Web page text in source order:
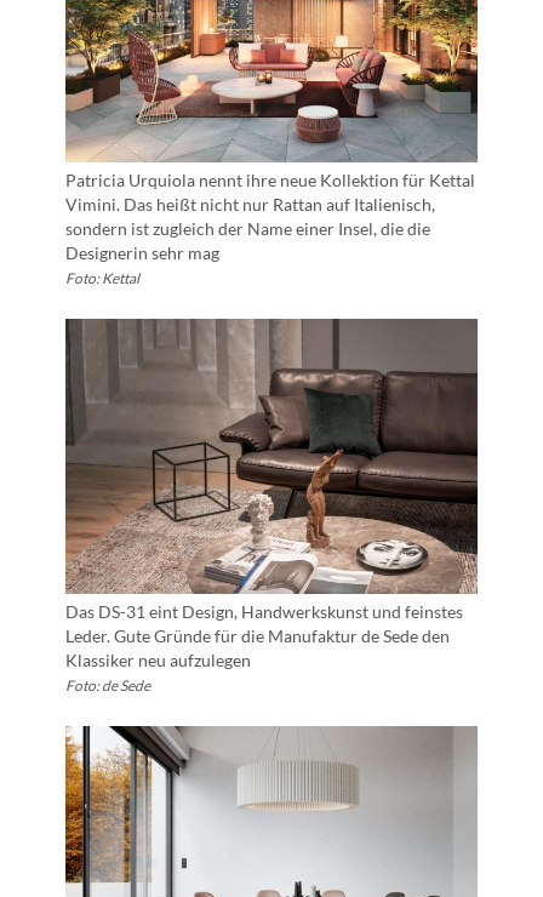
Patricia Urquiola nennt ihre neue Kollektion für Kettal
Vimini. Das heißt nicht nur Rattan auf Italienisch,
sondern ist zugleich der Name einer Insel, die die
Designerin sehr mag
Foto: Kettal
Das DS-31 eint Design, Handwerkskunst und feinstes
Leder. Gute Gründe für die Manufaktur de Sede den
Klassiker neu aufzulegen
Foto: de Sede